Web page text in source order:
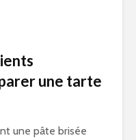
une tarte
une pâte brisée